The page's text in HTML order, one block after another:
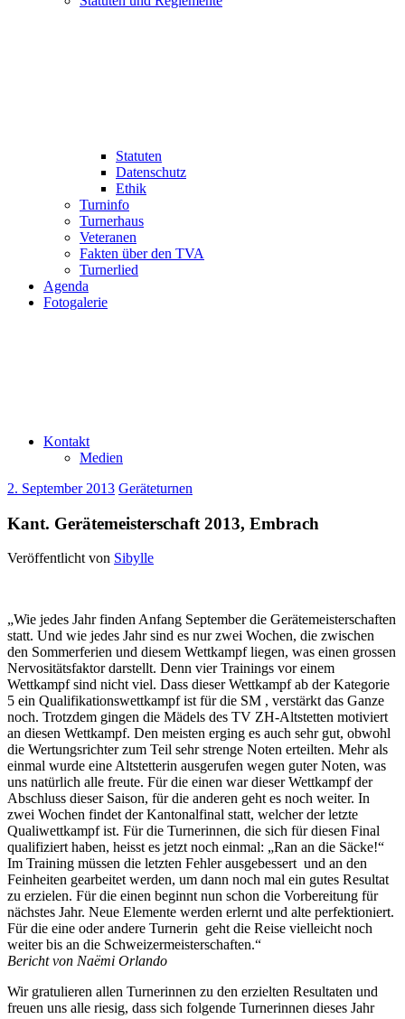
Statuten
Datenschutz
Ethik
Turninfo
Turnerhaus
Veteranen
Fakten über den TVA
Turnerlied
Agenda
Fotogalerie
Kontakt
Medien
2. September 2013 Geräteturnen
Kant. Gerätemeisterschaft 2013, Embrach
Veröffentlicht von Sibylle
„Wie jedes Jahr finden Anfang September die Gerätemeisterschaften
statt. Und wie jedes Jahr sind es nur zwei Wochen, die zwischen
den Sommerferien und diesem Wettkampf liegen, was einen grossen
Nervositätsfaktor darstellt. Denn vier Trainings vor einem
Wettkampf sind nicht viel. Dass dieser Wettkampf ab der Kategorie
5 ein Qualifikationswettkampf ist für die SM , verstärkt das Ganze
noch. Trotzdem gingen die Mädels des TV ZH-Altstetten motiviert
an diesen Wettkampf. Den meisten erging es auch sehr gut, obwohl
die Wertungsrichter zum Teil sehr strenge Noten erteilten. Mehr als
einmal wurde eine Altstetterin ausgerufen wegen guter Noten, was
uns natürlich alle freute. Für die einen war dieser Wettkampf der
Abschluss dieser Saison, für die anderen geht es noch weiter. In
zwei Wochen findet der Kantonalfinal statt, welcher der letzte
Qualiwettkampf ist. Für die Turnerinnen, die sich für diesen Final
qualifiziert haben, heisst es jetzt noch einmal: „Ran an die Säcke!“
Im Training müssen die letzten Fehler ausgebessert und an den
Feinheiten gearbeitet werden, um dann noch mal ein gutes Resultat
zu erzielen. Für die einen beginnt nun schon die Vorbereitung für
nächstes Jahr. Neue Elemente werden erlernt und alte perfektioniert.
Für die eine oder andere Turnerin geht die Reise vielleicht noch
weiter bis an die Schweizermeisterschaften.“
Bericht von Naëmi Orlando
Wir gratulieren allen Turnerinnen zu den erzielten Resultaten und
freuen uns alle riesig, dass sich folgende Turnerinnen dieses Jahr